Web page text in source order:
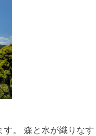
す。 森と水が織りなす